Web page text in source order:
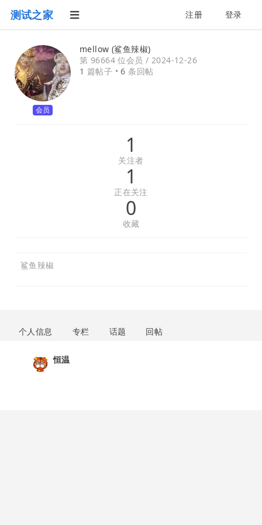
测试之家 注册 登录
会员
mellow (鲨鱼辣椒)
第 96664 位会员 / 2024-12-26
1 篇帖子 •6 条回帖
1
关注者
1
正在关注
0
收藏
鲨鱼辣椒
个人信息 专栏 话题 回帖
恒温